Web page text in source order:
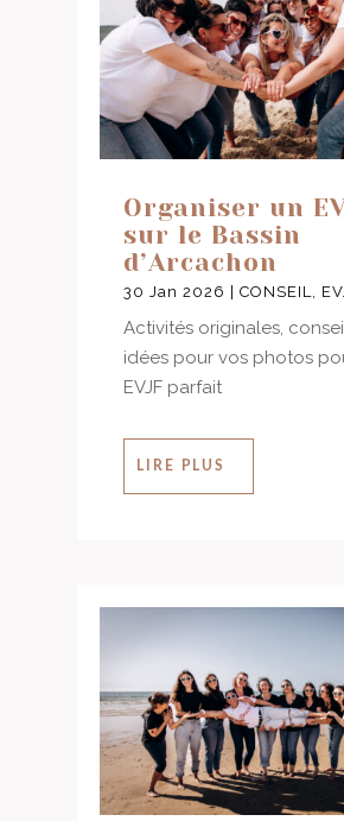
Organiser un
sur le Bassin
d’Arcachon
30 Jan 2026 CONSEIL,
Activités originales,
idées pour vos photos
EVJF parfait
LIRE PLUS